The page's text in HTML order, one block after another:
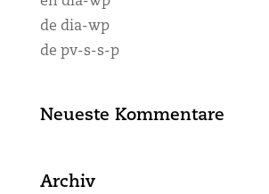
de dia-wp
de pv-s-s-p
Neueste Kommentare
Archiv